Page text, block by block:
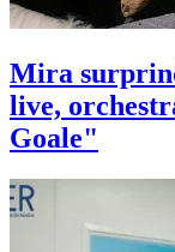
Mira
live,
Goale"